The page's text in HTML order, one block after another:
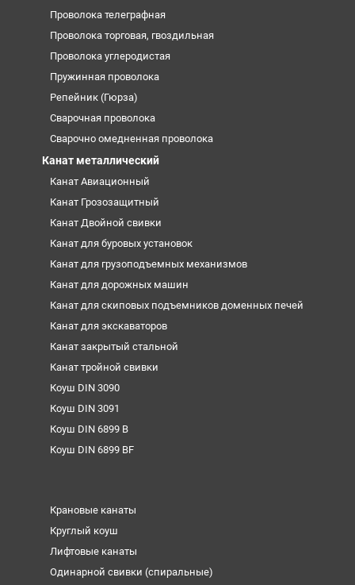
Проволока телеграфная
Проволока торговая, гвоздильная
Проволока углеродистая
Пружинная проволока
Репейник (Гюрза)
Сварочная проволока
Сварочно омедненная проволока
Канат металлический
Канат Авиационный
Канат Грозозащитный
Канат Двойной свивки
Канат для буровых установок
Канат для грузоподъемных механизмов
Канат для дорожных машин
Канат для скиповых подъемников доменных печей
Канат для экскаваторов
Канат закрытый стальной
Канат тройной свивки
Коуш DIN 3090
Коуш DIN 3091
Коуш DIN 6899 B
Коуш DIN 6899 BF
Крановые канаты
Круглый коуш
Лифтовые канаты
Одинарной свивки (спиральные)